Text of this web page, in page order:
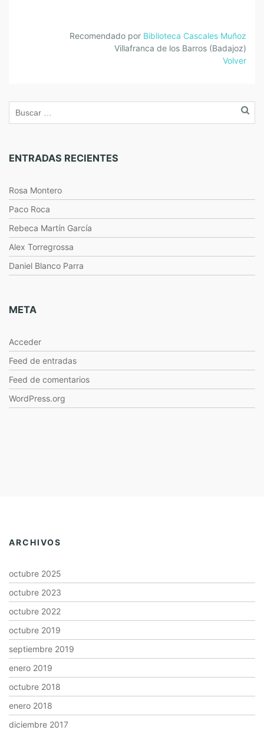
Recomendado por Biblioteca Cascales Muñoz
Villafranca de los Barros (Badajoz)
Volver
ENTRADAS RECIENTES
Rosa Montero
Paco Roca
Rebeca Martín García
Alex Torregrossa
Daniel Blanco Parra
META
Acceder
Feed de entradas
Feed de comentarios
WordPress.org
ARCHIVOS
octubre 2025
octubre 2023
octubre 2022
octubre 2019
septiembre 2019
enero 2019
octubre 2018
enero 2018
diciembre 2017